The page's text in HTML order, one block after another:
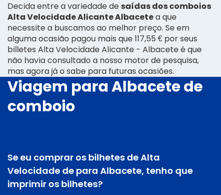
Decida entre a variedade desaídas dos comboios
Alta Velocidade Alicante Albacetea que
necessite a buscamos ao melhor preço. Se em
alguma ocasião pagou mais que 117,55 € por seus
billetes Alta Velocidade Alicante - Albacete é que
não havia consultado a nosso motor de pesquisa,
mas agora já o sabe para futuras ocasiões.
Viagem para Albacete de
comboio
Se eu comprar os bilhetes de Alta
Velocidade de para Albacete, tenho que
imprimir os bilhetes?